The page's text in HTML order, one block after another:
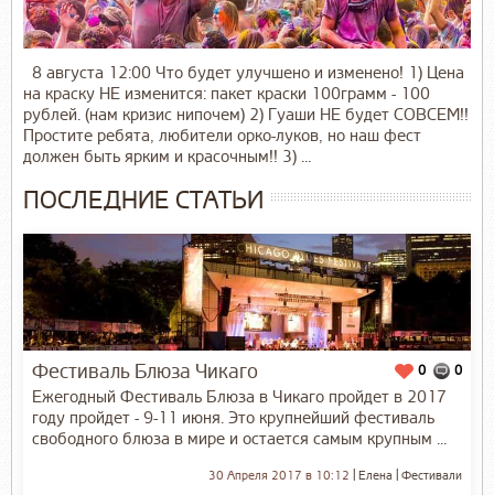
8 августа 12:00 Что будет улучшено и изменено! 1) Цена
на краску НЕ изменится: пакет краски 100грамм - 100
рублей. (нам кризис нипочем) 2) Гуаши НЕ будет СОВСЕМ!!
Простите ребята, любители орко-луков, но наш фест
должен быть ярким и красочным!! 3) ...
ПОСЛЕДНИЕ СТАТЬИ
0
0
Фестиваль Блюза Чикаго
Ежегодный Фестиваль Блюза в Чикаго пройдет в 2017
году пройдет - 9-11 июня. Это крупнейший фестиваль
свободного блюза в мире и остается самым крупным ...
Фестивали
Елена
30 Апреля 2017 в 10:12